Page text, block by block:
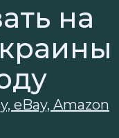
на
eBay, Amazon